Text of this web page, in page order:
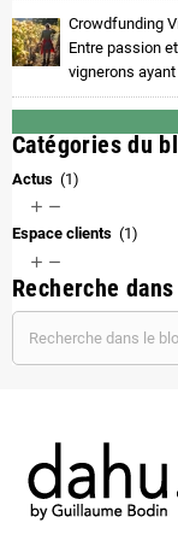
Crowdfunding
Entre passion
vignerons ayant
Catégories du
Actus (1)
 
Espace clients (1)
 
Recherche